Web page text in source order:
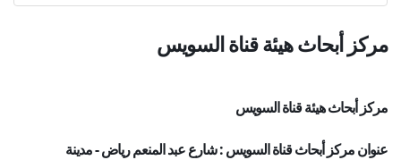
مركز أبحاثهيئة قناة السويس
مركز أبحاث هيئة قناة السويس
عنوان مركز أبحاث قناة السويس : شارع عبد المنعم رياض - مدينة